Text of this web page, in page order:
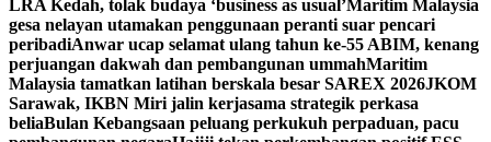
LRA Kedah, tolak budaya ‘business as usual’Maritim Malaysia
gesa nelayan utamakan penggunaan peranti suar pencari
peribadiAnwar ucap selamat ulang tahun ke-55 ABIM, kenang
perjuangan dakwah dan pembangunan ummahMaritim
Malaysia tamatkan latihan berskala besar SAREX 2026JKOM
Sarawak, IKBN Miri jalin kerjasama strategik perkasa
beliaBulan Kebangsaan peluang perkukuh perpaduan, pacu